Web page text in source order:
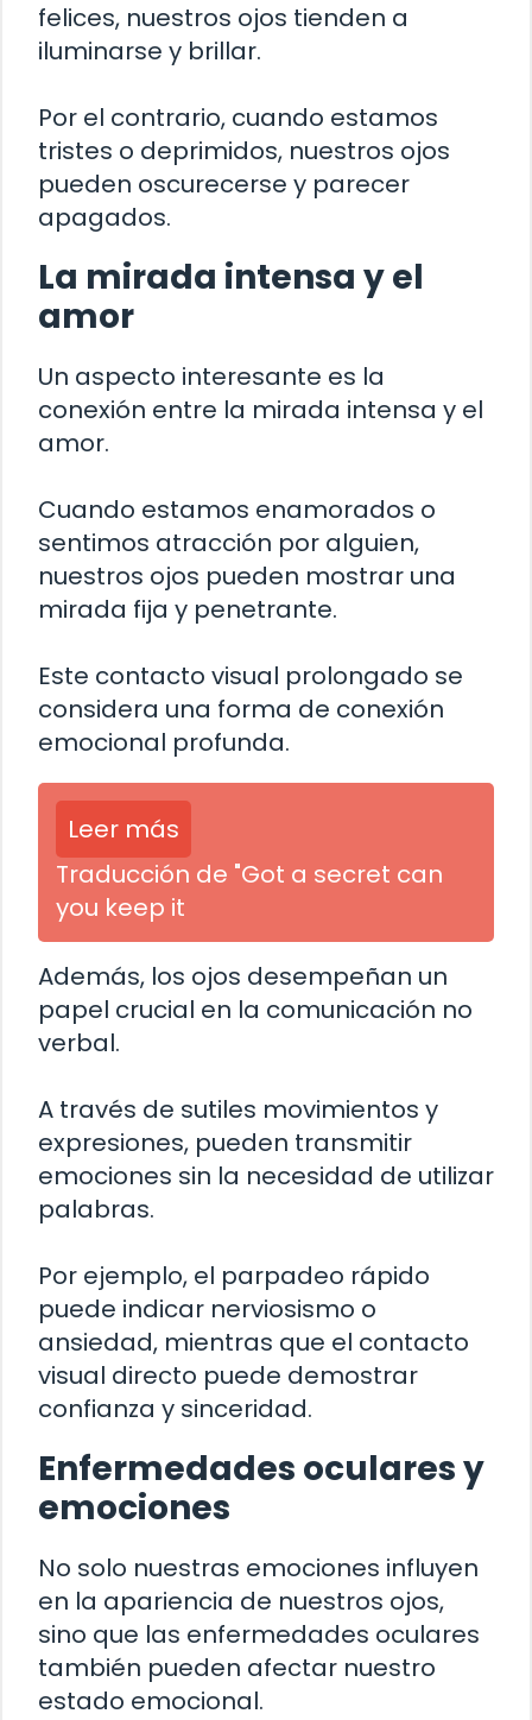
felices, nuestros ojos tienden a
iluminarse y brillar.
Por el contrario, cuando estamos
tristes o deprimidos, nuestros ojos
pueden oscurecerse y parecer
apagados.
La mirada intensa y el
amor
Un aspecto interesante es la
conexión entre la mirada intensa y el
amor.
Cuando estamos enamorados o
sentimos atracción por alguien,
nuestros ojos pueden mostrar una
mirada fija y penetrante.
Este contacto visual prolongado se
considera una forma de conexión
emocional profunda.
Leer más
Traducción de "Got a secret can
you keep it
Además, los ojos desempeñan un
papel crucial en la comunicación no
verbal.
A través de sutiles movimientos y
expresiones, pueden transmitir
emociones sin la necesidad de utilizar
palabras.
Por ejemplo, el parpadeo rápido
puede indicar nerviosismo o
ansiedad, mientras que el contacto
visual directo puede demostrar
confianza y sinceridad.
Enfermedades oculares y
emociones
No solo nuestras emociones influyen
en la apariencia de nuestros ojos,
sino que las enfermedades oculares
también pueden afectar nuestro
estado emocional.